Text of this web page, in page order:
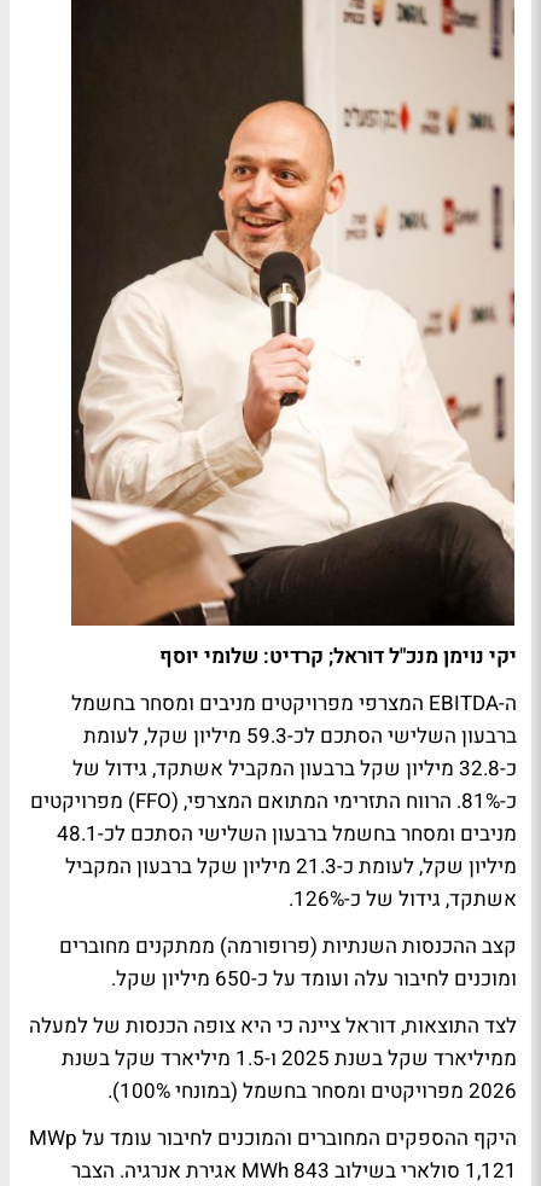
יקי נוימן מנכ"ל דוראל; קרדיט: שלומי יוסף
ה-EBITDA המצרפי מפרויקטים מניבים ומסחר בחשמל
ברבעון השלישי הסתכם לכ-59.3 מיליון שקל, לעומת
כ-32.8 מיליון שקל ברבעון המקביל אשתקד, גידול של
כ-81%. הרווח התזרימי המתואם המצרפי, (FFO) מפרויקטים
מניבים ומסחר בחשמל ברבעון השלישי הסתכם לכ-48.1
מיליון שקל, לעומת כ-21.3 מיליון שקל ברבעון המקביל
אשתקד, גידול של כ-126%.
קצב ההכנסות השנתיות (פרופורמה) ממתקנים מחוברים
ומוכנים לחיבור עלה ועומד על כ-650 מיליון שקל.
לצד התוצאות, דוראל ציינה כי היא צופה הכנסות של למעלה
ממיליארד שקל בשנת 2025 ו-1.5 מיליארד שקל בשנת
2026 מפרויקטים ומסחר בחשמל (במונחי 100%).
היקף ההספקים המחוברים והמוכנים לחיבור עומד על MWp
1,121 סולארי בשילוב MWh 843 אגירת אנרגיה. הצבר